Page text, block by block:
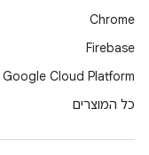
Chrome
Firebase
Google Cloud Platform
כל המוצרים